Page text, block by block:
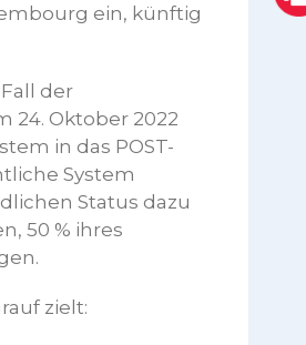
ein, künftig
der
24. Oktober 2022
in das POST-
System
Status dazu
50 % ihres
zielt: